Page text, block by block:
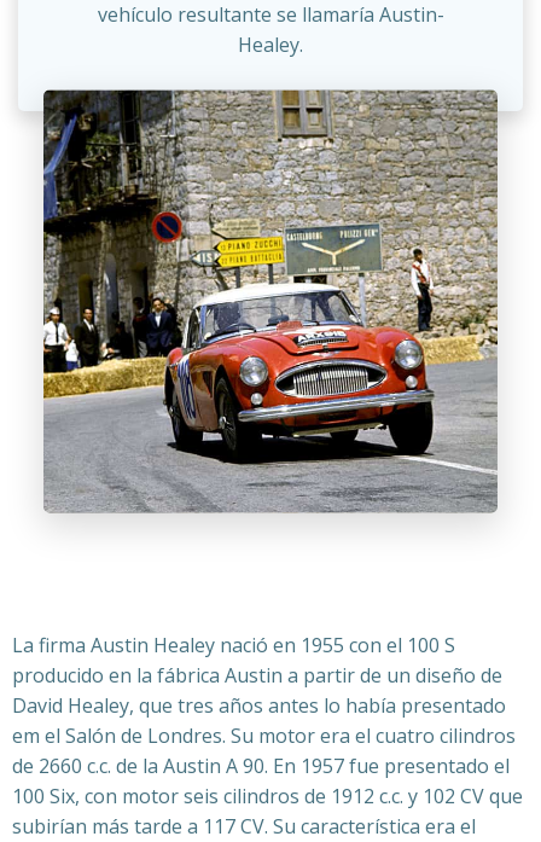
vehículo resultante se llamaría Austin-
Healey.
La firma Austin Healey nació en 1955 con el 100 S
producido en la fábrica Austin a partir de un diseño de
David Healey, que tres años antes lo había presentado
em el Salón de Londres. Su motor era el cuatro cilindros
de 2660 c.c. de la Austin A 90. En 1957 fue presentado el
100 Six, con motor seis cilindros de 1912 c.c. y 102 CV que
subirían más tarde a 117 CV. Su característica era el